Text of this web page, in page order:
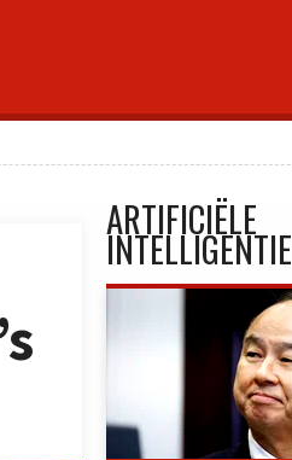
ARTIFICIËLE
INTELLIGENTIE